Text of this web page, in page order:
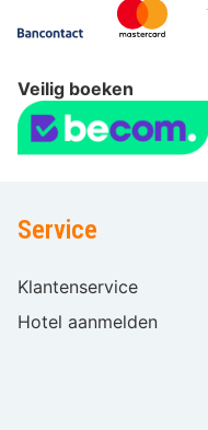
Veilig boeken
Service
Klantenservice
Hotel aanmelden